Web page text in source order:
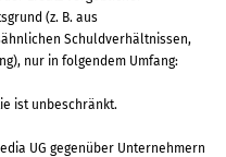
(z. B. aus
Schuldverhältnissen,
nur in folgendem Umfang:
ist unbeschränkt.
UG gegenüber Unternehmern